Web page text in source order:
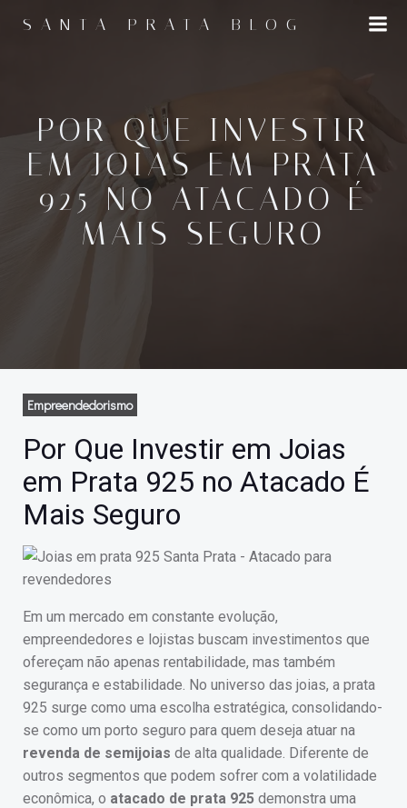
para
SANTA PRATA BLOG
POR QUE INVESTIR
EM JOIAS EM PRATA
925 NO ATACADO É
MAIS SEGURO
Empreendedorismo
Por Que Investir em Joias
em Prata 925 no Atacado É
Mais Seguro
Em um mercado em constante evolução,
empreendedores e lojistas buscam investimentos que
ofereçam não apenas rentabilidade, mas também
segurança e estabilidade. No universo das joias, a prata
925 surge como uma escolha estratégica, consolidando-
se como um porto seguro para quem deseja atuar na
revenda de semijoias de alta qualidade. Diferente de
outros segmentos que podem sofrer com a volatilidade
econômica, o atacado de prata 925 demonstra uma